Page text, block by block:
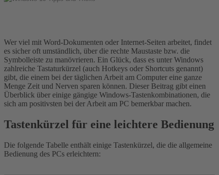
Wer viel mit Word-Dokumenten oder Internet-Seiten arbeitet, findet
es sicher oft umständlich, über die rechte Maustaste bzw. die
Symbolleiste zu manövrieren. Ein Glück, dass es unter Windows
zahlreiche Tastaturkürzel (auch Hotkeys oder Shortcuts genannt)
gibt, die einem bei der täglichen Arbeit am Computer eine ganze
Menge Zeit und Nerven sparen können. Dieser Beitrag gibt einen
Überblick über einige gängige Windows-Tastenkombinationen, die
sich am positivsten bei der Arbeit am PC bemerkbar machen.
Tastenkürzel für eine leichtere Bedienung
Die folgende Tabelle enthält einige Tastenkürzel, die die allgemeine
Bedienung des PCs erleichtern: